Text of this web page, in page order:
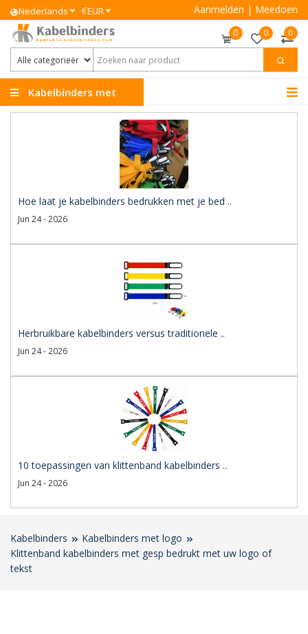
Nederlands €EUR Aanmelden | Meedoen
0 0 0
Kabelbinders met
Hoe laat je kabelbinders bedrukken met je bed ..
Jun 24 - 2026
Herbruikbare kabelbinders versus traditionele ..
Jun 24 - 2026
10 toepassingen van klittenband kabelbinders ..
Jun 24 - 2026
Kabelbinders
Kabelbinders met logo
Klittenband kabelbinders met gesp bedrukt met uw logo of
tekst